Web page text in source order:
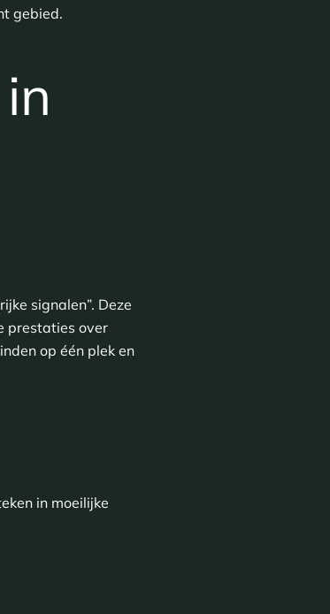
gebied.
signalen”. Deze
prestaties over
op één plek en
in moeilijke